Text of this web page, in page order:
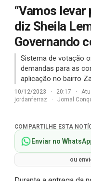
“Vamos levar
diz Sheila
Governando
Sistema de votação
demandas para as
aplicação no bairro
10/12/2023 · 20:17 ·
jordanferraz
· Jornal
COMPARTILHE ESTA
Enviar no
ou